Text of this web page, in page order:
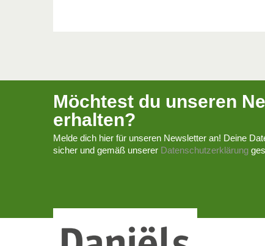
Möchtest du unseren
erhalten?
Melde dich hier für unseren Newsletter an! Deine
sicher und gemäß unserer Datenschutzerklärung